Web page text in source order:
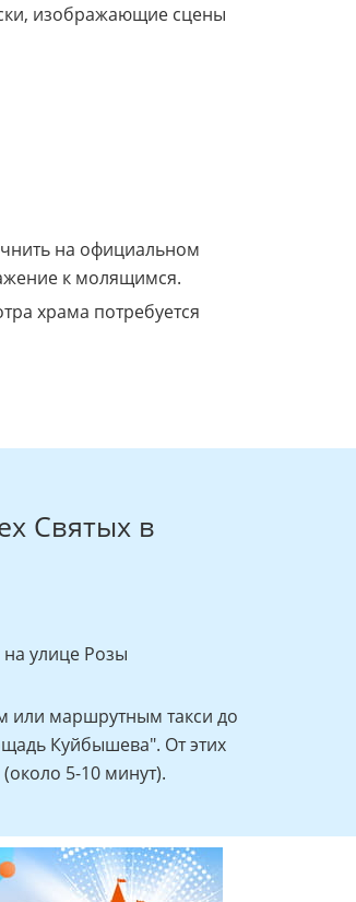
изображающие сцены
на официальном
к молящимся.
храма потребуется
Святых в
улице Розы
или маршрутным такси до
Куйбышева". От этих
5-10 минут).